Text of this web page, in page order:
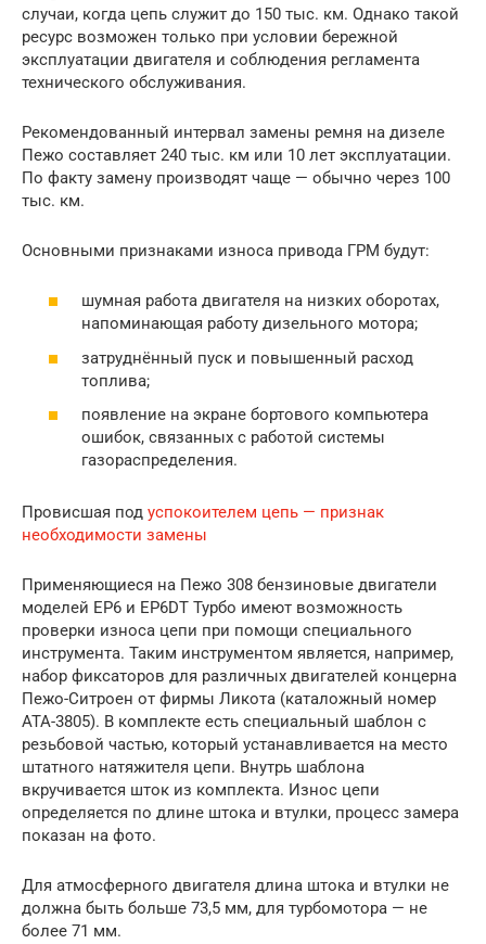
случаи, когда цепь служит до 150 тыс. км. Однако такой
ресурс возможен только при условии бережной
эксплуатации двигателя и соблюдения регламента
технического обслуживания.
Рекомендованный интервал замены ремня на дизеле
Пежо составляет 240 тыс. км или 10 лет эксплуатации.
По факту замену производят чаще — обычно через 100
тыс. км.
Основными признаками износа привода ГРМ будут:
шумная работа двигателя на низких оборотах,
напоминающая работу дизельного мотора;
затруднённый пуск и повышенный расход
топлива;
появление на экране бортового компьютера
ошибок, связанных с работой системы
газораспределения.
Провисшая под успокоителем цепь — признак
необходимости замены
Применяющиеся на Пежо 308 бензиновые двигатели
моделей EP6 и EP6DT Турбо имеют возможность
проверки износа цепи при помощи специального
инструмента. Таким инструментом является, например,
набор фиксаторов для различных двигателей концерна
Пежо-Ситроен от фирмы Ликота (каталожный номер
АТА-3805). В комплекте есть специальный шаблон с
резьбовой частью, который устанавливается на место
штатного натяжителя цепи. Внутрь шаблона
вкручивается шток из комплекта. Износ цепи
определяется по длине штока и втулки, процесс замера
показан на фото.
Для атмосферного двигателя длина штока и втулки не
должна быть больше 73,5 мм, для турбомотора — не
более 71 мм.